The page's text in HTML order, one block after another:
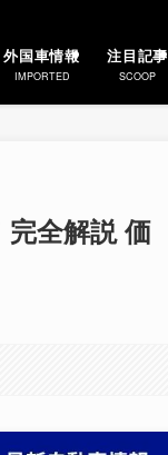
外国車情報
IMPORTED
注目記事
SCOOP
全解説 価